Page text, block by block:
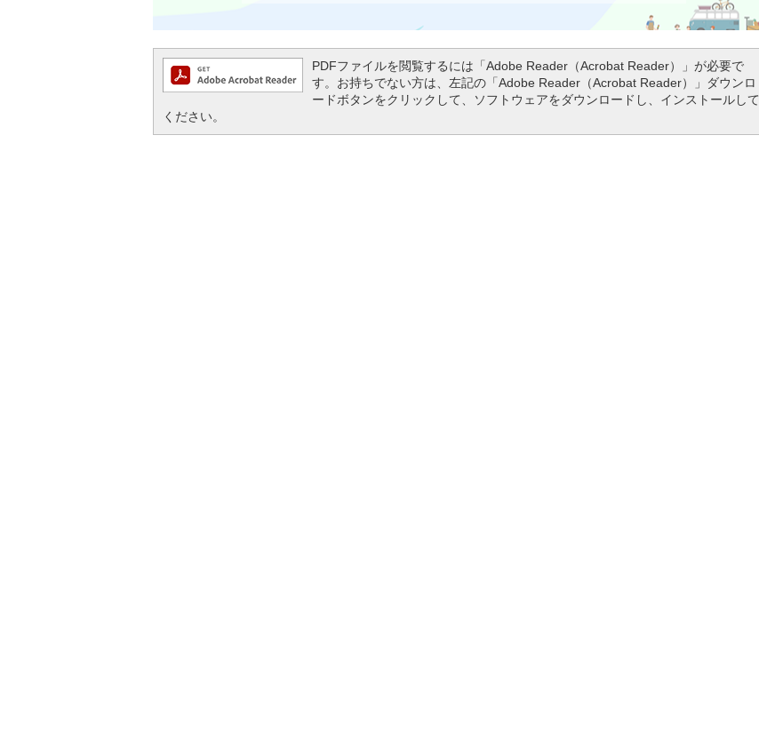
PDFファイルを閲覧するには「Adobe Reader（Acrobat Reader）」が必要で
す。お持ちでない方は、左記の「Adobe Reader（Acrobat Reader）」ダウンロ
ードボタンをクリックして、ソフトウェアをダウンロードし、インストールして
ください。